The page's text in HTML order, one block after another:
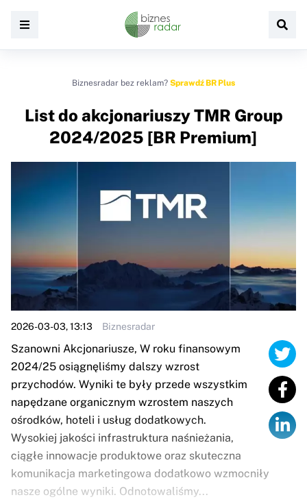
Biznesradar bez reklam? Sprawdź BR Plus
List do akcjonariuszy TMR Group
2024/2025 [BR Premium]
2026-03-03, 13:13 Biznesradar
Szanowni Akcjonariusze, W roku finansowym
2024/25 osiągnęliśmy dalszy wzrost
przychodów. Wyniki te były przede wszystkim
napędzane organicznym wzrostem naszych
ośrodków, hoteli i usług dodatkowych.
Wysokiej jakości infrastruktura naśnieżania,
ciągłe innowacje produktowe oraz skuteczna
komunikacja marketingowa dodatkowo wzmocniły
nasze ogólne wyniki. Odnotowaliśmy...